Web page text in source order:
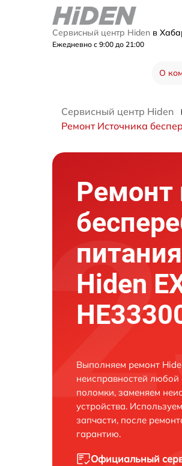
Сервисный центр Hiden в
Ежедневно с 9:00 до 21:00
О
Сервисный центр Hiden
Ремонт Источника
Ремонт
питания
Hiden
Выполняем ремонт
неисправностей
поломки, заменяем
устройства.
запчасти, после
гарантию.
Официальный